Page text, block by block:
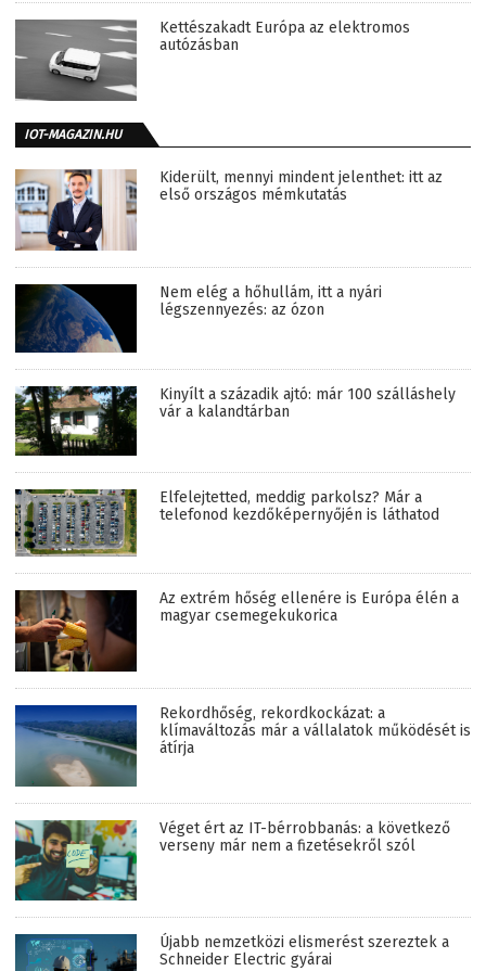
Kettészakadt Európa az elektromos
autózásban
IOT-MAGAZIN.HU
Kiderült, mennyi mindent jelenthet: itt az
első országos mémkutatás
Nem elég a hőhullám, itt a nyári
légszennyezés: az ózon
Kinyílt a századik ajtó: már 100 szálláshely
vár a kalandtárban
Elfelejtetted, meddig parkolsz? Már a
telefonod kezdőképernyőjén is láthatod
Az extrém hőség ellenére is Európa élén a
magyar csemegekukorica
Rekordhőség, rekordkockázat: a
klímaváltozás már a vállalatok működését is
átírja
Véget ért az IT-bérrobbanás: a következő
verseny már nem a fizetésekről szól
Újabb nemzetközi elismerést szereztek a
Schneider Electric gyárai